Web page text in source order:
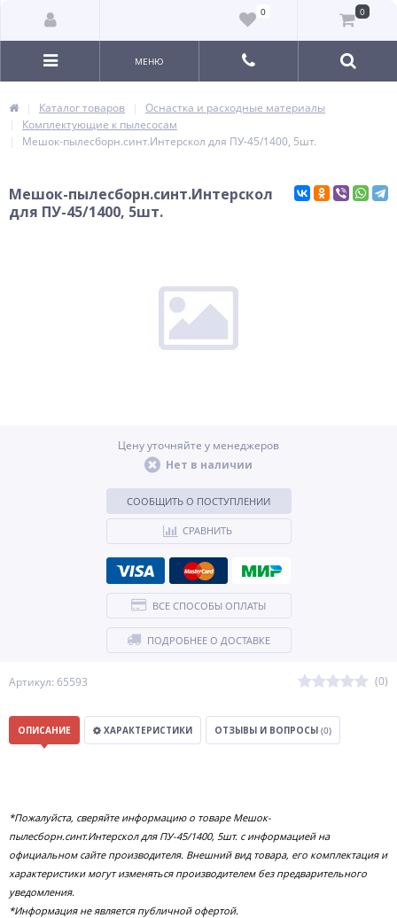
0 0
МЕНЮ
Каталог товаров
Оснастка и расходные материалы
Комплектующие к пылесосам
Мешок-пылесборн.синт.Интерскол для ПУ-45/1400, 5шт.
Мешок-пылесборн.синт.Интерскол
для ПУ-45/1400, 5шт.
Артикул: 65593 (0)
Цену уточняйте у менеджеров
Нет в наличии
СООБЩИТЬ О ПОСТУПЛЕНИИ
СРАВНИТЬ
ВСЕ СПОСОБЫ ОПЛАТЫ
ПОДРОБНЕЕ О ДОСТАВКЕ
ОПИСАНИЕ ХАРАКТЕРИСТИКИ ОТЗЫВЫ И ВОПРОСЫ (0)
*Пожалуйста, сверяйте информацию о товаре Мешок-
пылесборн.синт.Интерскол для ПУ-45/1400, 5шт. с информацией на
официальном сайте производителя. Внешний вид товара, его комплектация и
характеристики могут изменяться производителем без предварительного
уведомления.
*Информация не является публичной офертой.